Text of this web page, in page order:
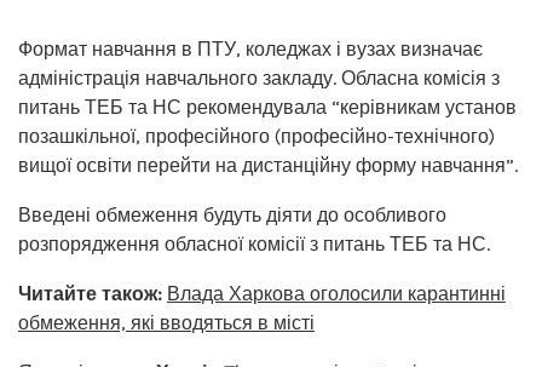
Формат навчання в ПТУ, коледжах і вузах визначає
адміністрація навчального закладу. Обласна комісія з
питань ТЕБ ​​та НС рекомендувала “керівникам установ
позашкільної, професійного (професійно-технічного)
вищої освіти перейти на дистанційну форму навчання”.
Введені обмеження будуть діяти до особливого
розпорядження обласної комісії з питань ТЕБ та НС.
Читайте також: Влада Харкова оголосили карантинні
обмеження, які вводяться в місті